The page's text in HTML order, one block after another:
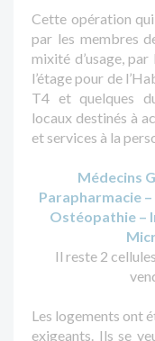
Cette opération
par les membres
mixité d’usage,
l’étage pour de
T4 et quelques
locaux destinés à
et services à la
Médecins
Parapharmacie
Ostéopathie –
Il reste 2
Les logements ont
exigeants. Ils se